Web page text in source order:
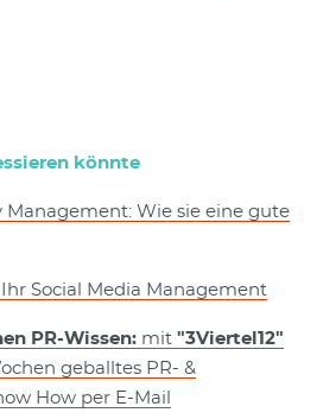
könnte
Wie sie eine gute
Social Media Management
PR-Wissen: mit "3Viertel12"
geballtes PR- &
How per E-Mail